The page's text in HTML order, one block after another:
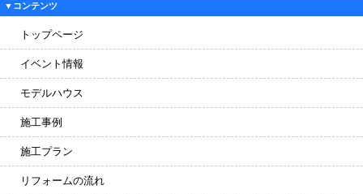
▼コンテンツ
トップページ
イベント情報
モデルハウス
施工事例
施工プラン
リフォームの流れ